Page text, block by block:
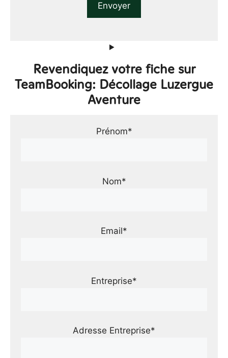
Revendiquez votre fiche sur
TeamBooking: Décollage Luzergue
Aventure
Prénom*
Nom*
Email*
Entreprise*
Adresse Entreprise*